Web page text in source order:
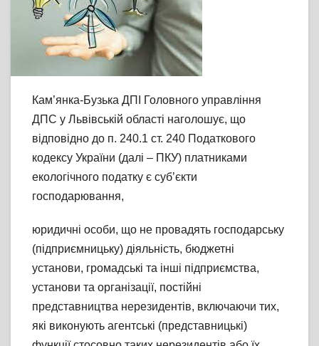
Кам’янка-Бузька ДПІ Головного управління
ДПС у Львівській області наголошує, що
відповідно до п. 240.1 ст. 240 Податкового
кодексу України (далі – ПКУ) платниками
екологічного податку є суб’єкти
господарювання,
юридичні особи, що не провадять господарську
(підприємницьку) діяльність, бюджетні
установи, громадські та інші підприємства,
установи та організації, постійні
представництва нерезидентів, включаючи тих,
які виконують агентські (представницькі)